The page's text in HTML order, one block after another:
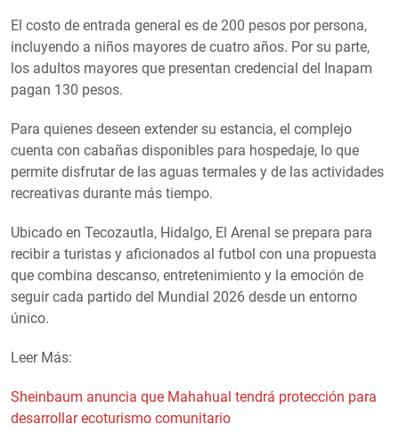
El costo de entrada general es de 200 pesos por persona,
incluyendo a niños mayores de cuatro años. Por su parte,
los adultos mayores que presentan credencial del Inapam
pagan 130 pesos.
Para quienes deseen extender su estancia, el complejo
cuenta con cabañas disponibles para hospedaje, lo que
permite disfrutar de las aguas termales y de las actividades
recreativas durante más tiempo.
Ubicado en Tecozautla, Hidalgo, El Arenal se prepara para
recibir a turistas y aficionados al futbol con una propuesta
que combina descanso, entretenimiento y la emoción de
seguir cada partido del Mundial 2026 desde un entorno
único.
Leer Más:
Sheinbaum anuncia que Mahahual tendrá protección para
desarrollar ecoturismo comunitario